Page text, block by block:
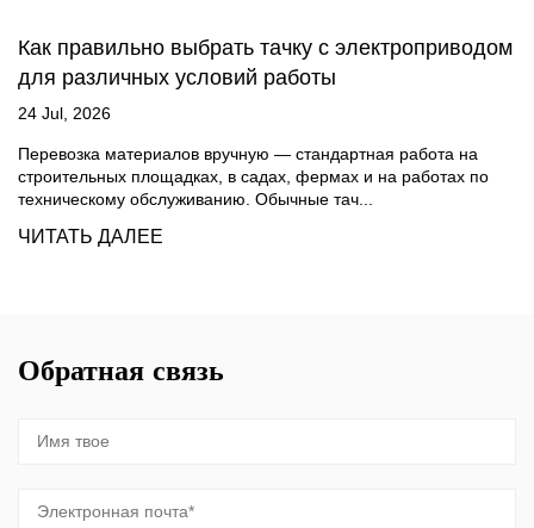
Как правильно выбрать тачку с электроприводом
для различных условий работы
24 Jul, 2026
Перевозка материалов вручную — стандартная работа на
строительных площадках, в садах, фермах и на работах по
техническому обслуживанию. Обычные тач...
ЧИТАТЬ ДАЛЕЕ
Обратная связь